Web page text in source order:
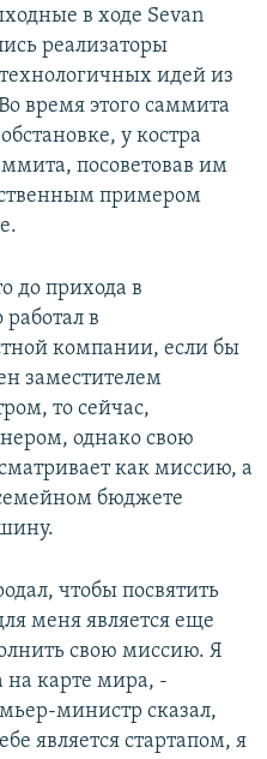
в ходе Sevan
реализаторы
идей из
время этого саммита
у костра
посоветовав им
примером
до прихода в
в
компании, если бы
заместителем
то сейчас,
однако свою
как миссию, а
бюджете
чтобы посвятить
меня является еще
свою миссию. Я
на карте мира, -
министр сказал,
является стартапом, я